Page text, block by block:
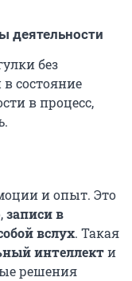
деятельности
без
состояние
в процесс,
и опыт. Это
,записи в
вслух. Такая
интеллекти
решения